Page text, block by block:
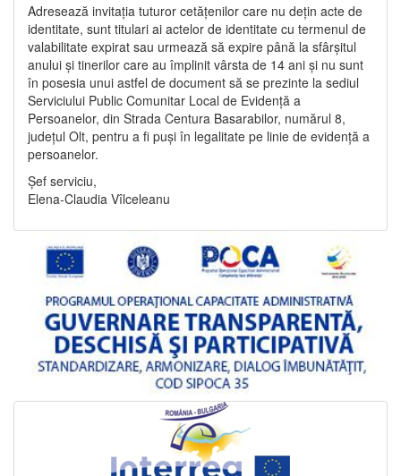
Adresează invitația tuturor cetățenilor care nu dețin acte de
identitate, sunt titulari ai actelor de identitate cu termenul de
valabilitate expirat sau urmează să expire până la sfârșitul
anului și tinerilor care au împlinit vârsta de 14 ani și nu sunt
în posesia unui astfel de document să se prezinte la sediul
Serviciului Public Comunitar Local de Evidență a
Persoanelor, din Strada Centura Basarabilor, numărul 8,
județul Olt, pentru a fi puși în legalitate pe linie de evidență a
persoanelor.
Șef serviciu,
Elena-Claudia Vîlceleanu